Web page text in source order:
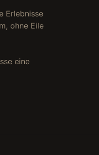
Erlebnisse
ohne Eile
eine